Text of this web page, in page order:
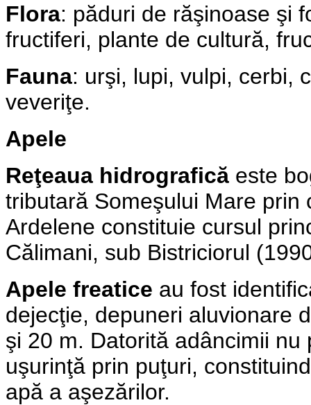
Flora: păduri de răşinoase şi
fructiferi, plante de cultură,
Fauna: urşi, lupi, vulpi, cerbi,
veveriţe.
Apele
Reţeaua hidrografică este
tributară Someşului Mare prin
Ardelene constituie cursul
Călimani, sub Bistriciorul
Apele freatice au fost
dejecţie, depuneri aluvionare
şi 20 m. Datorită adâncimii
uşurinţă prin puţuri,
apă a aşezărilor.